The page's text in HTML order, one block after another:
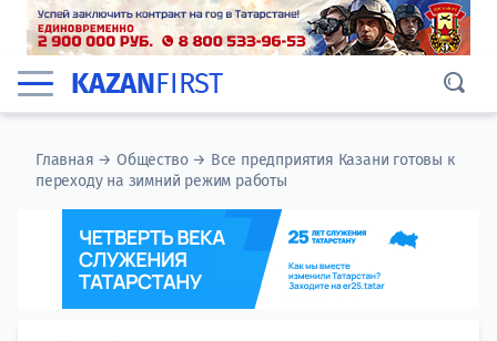
KAZANFIRST
Главная →Общество→ Все предприятия Казани готовы к
переходу на зимний режим работы